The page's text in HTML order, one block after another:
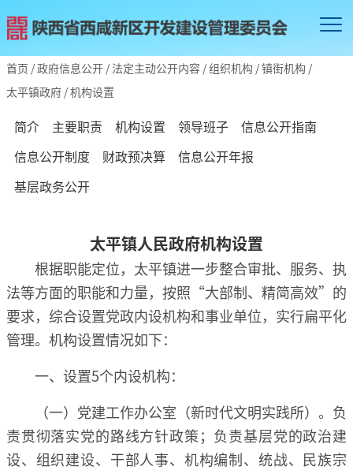
首页 /政府信息公开 / 法定主动公开内容 /组织机构 /镇街机构 /
太平镇政府 /机构设置
简介 主要职责 机构设置 领导班子
信息公开指南
信息公开制度
财政预决算
信息公开年报
基层政务公开
太平镇人民政府机构设置
根据职能定位，太平镇进一步整合审批、服务、执
法等方面的职能和力量，按照“大部制、精简高效”的
要求，综合设置党政内设机构和事业单位，实行扁平化
管理。机构设置情况如下：
一、设置5个内设机构：
（一）党建工作办公室（新时代文明实践所）。负
责贯彻落实党的路线方针政策；负责基层党的政治建
设、组织建设、干部人事、机构编制、统战、民族宗